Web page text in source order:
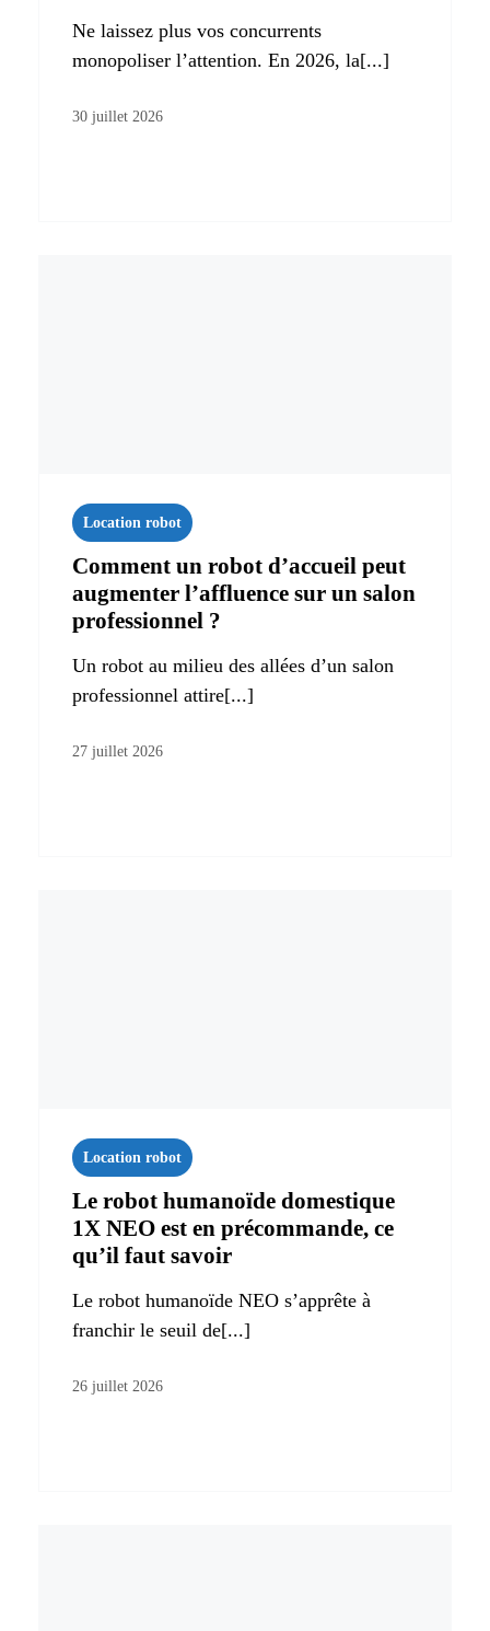
Ne laissez plus vos concurrents
monopoliser l’attention. En 2026, la[...]
30 juillet 2026
Location robot
Comment un robot d’accueil peut
augmenter l’affluence sur un salon
professionnel ?
Un robot au milieu des allées d’un salon
professionnel attire[...]
27 juillet 2026
Location robot
Le robot humanoïde domestique
1X NEO est en précommande, ce
qu’il faut savoir
Le robot humanoïde NEO s’apprête à
franchir le seuil de[...]
26 juillet 2026